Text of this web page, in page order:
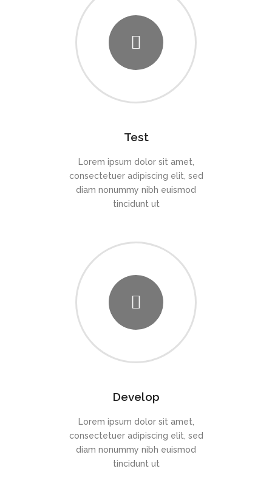
Test
Lorem ipsum dolor sit amet,
consectetuer adipiscing elit, sed
diam nonummy nibh euismod
tincidunt ut
Develop
Lorem ipsum dolor sit amet,
consectetuer adipiscing elit, sed
diam nonummy nibh euismod
tincidunt ut